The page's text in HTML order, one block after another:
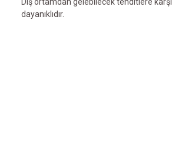
Dış ortamdan gelebilecek tehditlere karşı
dayanıklıdır.